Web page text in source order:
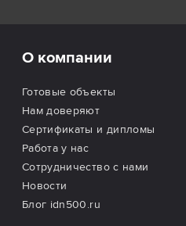
О компании
Готовые объекты
Нам доверяют
Сертификаты и дипломы
Работа у нас
Сотрудничество с нами
Новости
Блог idn500.ru